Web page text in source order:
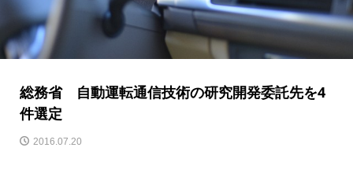
総務省 自動運転通信技術の研究開発委託先を4
件選定
2016.07.20